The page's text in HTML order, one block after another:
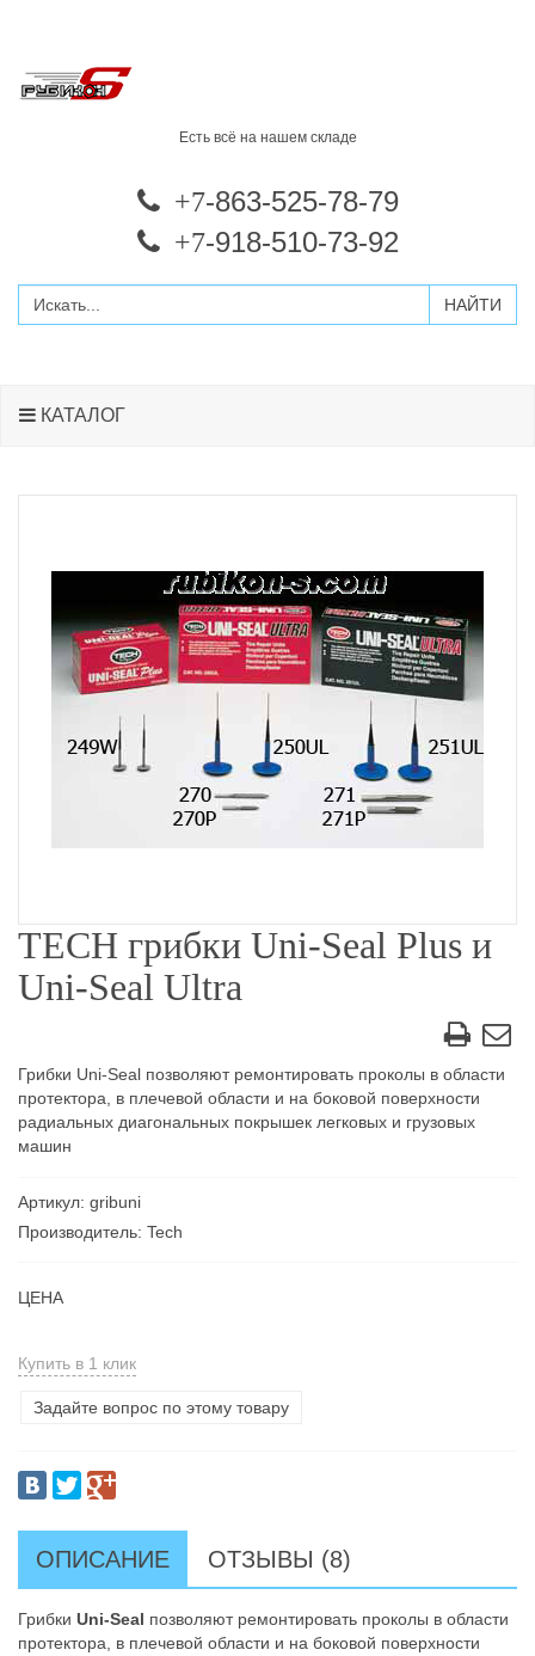
Есть всё на нашем складе
+7-863-525-78-79
+7-918-510-73-92
КАТАЛОГ
TECH грибки Uni-Seal Plus и
Uni-Seal Ultra
Грибки Uni-Seal позволяют ремонтировать проколы в области
протектора, в плечевой области и на боковой поверхности
радиальных диагональных покрышек легковых и грузовых
машин
Артикул: gribuni
Производитель: Tech
ЦЕНА
Купить в 1 клик
Задайте вопрос по этому товару
ОПИСАНИЕ ОТЗЫВЫ (8)
Грибки Uni-Seal позволяют ремонтировать проколы в области
протектора, в плечевой области и на боковой поверхности